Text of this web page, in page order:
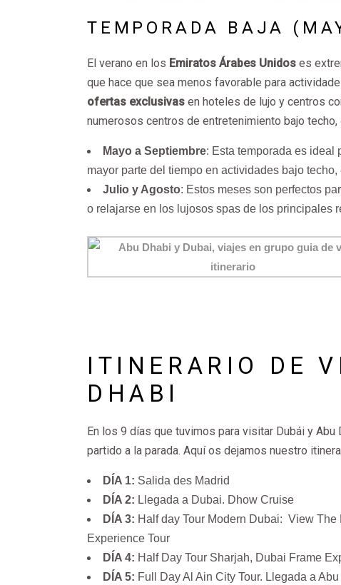
TEMPORADA BAJA
El verano en los Emiratos Árabes Unidos es
que hace que sea menos favorable para
ofertas exclusivas en hoteles de lujo y centros
numerosos centros de entretenimiento bajo techo,
Mayo a Septiembre: Esta temporada es ideal
mayor parte del tiempo en actividades bajo
Julio y Agosto: Estos meses son perfectos
o relajarse en los lujosos spas de los principales
ITINERARIO DE
DHABI
En los 9 días que tuvimos para visitar Dubái y
partido a la parada. Aquí os dejamos nuestro
DÍA 1: Salida des Madrid
DÍA 2: Llegada a Dubai. Dhow Cruise
DÍA 3: Half day Tour Modern Dubai: View
Experience Tour
DÍA 4: Half Day Tour Sharjah, Dubai Frame
DÍA 5: Full Day Al Ain City Tour. Llegada a